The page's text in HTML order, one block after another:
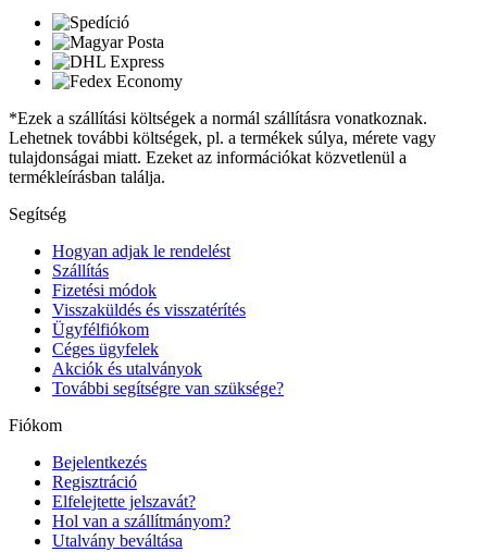
*Ezek a szállítási költségek a normál szállításra vonatkoznak.
Lehetnek további költségek, pl. a termékek súlya, mérete vagy
tulajdonságai miatt. Ezeket az információkat közvetlenül a
termékleírásban találja.
Segítség
Hogyan adjak le rendelést
Szállítás
Fizetési módok
Visszaküldés és visszatérítés
Ügyfélfiókom
Céges ügyfelek
Akciók és utalványok
További segítségre van szüksége?
Fiókom
Bejelentkezés
Regisztráció
Elfelejtette jelszavát?
Hol van a szállítmányom?
Utalvány beváltása